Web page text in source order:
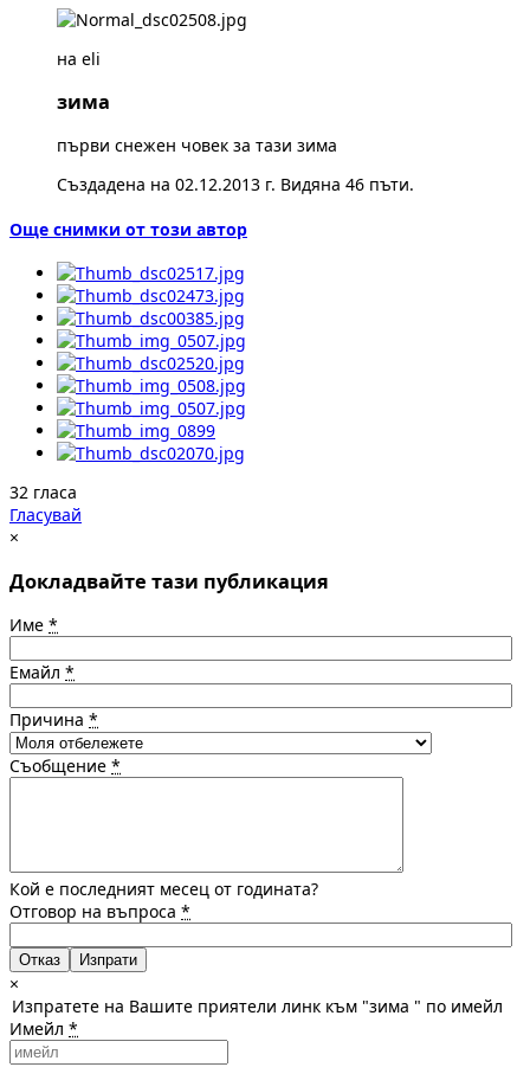
на eli
зима
първи снежен човек за тази зима
Създадена на 02.12.2013 г. Видяна 46 пъти.
Още снимки от този автор
32 гласа
Гласувай
×
Докладвайте тази публикация
Име *
Емайл *
Причина *
Съобщение *
Кой е последният месец от годината?
Отговор на въпроса *
Отказ
×
Изпратете на Вашите приятели линк към "зима " по имейл
Имейл *